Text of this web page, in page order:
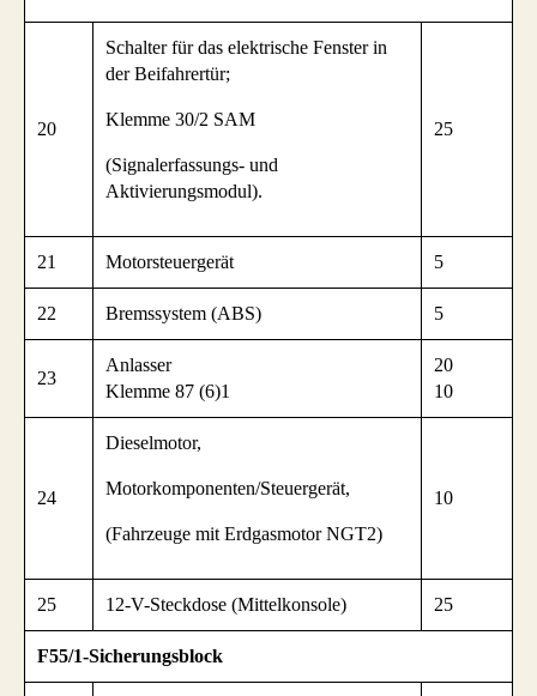
20
Schalter für das elektrische Fenster in
der Beifahrertür;
Klemme 30/2 SAM
(Signalerfassungs- und
Aktivierungsmodul).
25
21 Motorsteuergerät 5
22 Bremssystem (ABS) 5
23
Anlasser
Klemme 87 (6)1
20
10
24
Dieselmotor,
Motorkomponenten/Steuergerät,
(Fahrzeuge mit Erdgasmotor NGT2)
10
25 12-V-Steckdose (Mittelkonsole) 25
F55/1-Sicherungsblock